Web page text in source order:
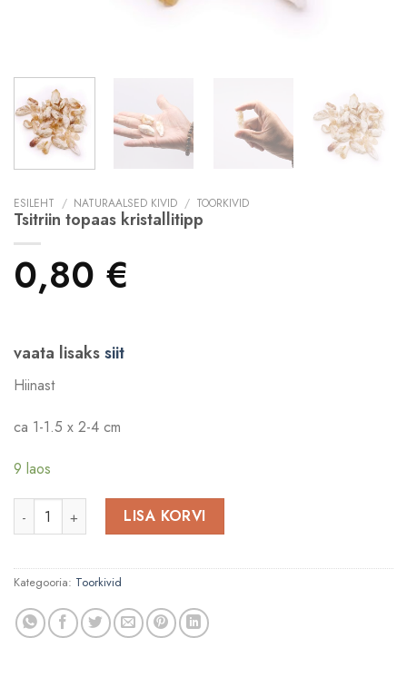
ESILEHT / NATURAALSED KIVID / TOORKIVID
Tsitriin topaas kristallitipp
0,80 €
vaata lisakssiit
Hiinast
ca 1-1.5 x 2-4 cm
9 laos
Tsitriin topaas kristallitipp kogus
LISA KORVI
Kategooria: Toorkivid